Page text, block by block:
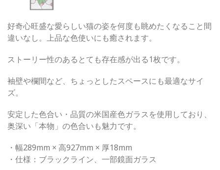
好奇心旺盛な愛らしい猫の姿を何度も眺めたくなること間
違いなし。上品な色使いにも癒されます。
ストーリー性のあるとても存在感が出る1枚です。
袖壁や欄間など、ちょっとしたスペースにも最適なサイ
ズ。
安定した色合い・品質の米国産色ガラスを使用しており、
奥深い「本物」の色合いも魅力です。
・幅289mm × 高927mm × 厚18mm
・仕様：ブラックライン、一部鏡面ガラス